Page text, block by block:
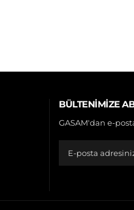
BÜLTENIMIZE
GASAM'dan e-